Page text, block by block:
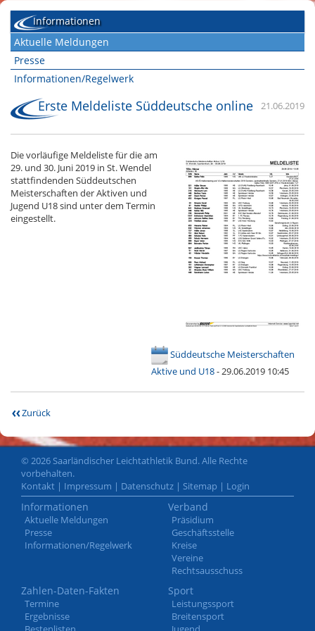
Informationen
Aktuelle Meldungen
Presse
Informationen/Regelwerk
21.06.2019
Erste Meldeliste Süddeutsche online
Die vorläufige Meldeliste für die am
29. und 30. Juni 2019 in St. Wendel
stattfindenden Süddeutschen
Meisterschaften der Aktiven und
Jugend U18 sind unter dem Termin
eingestellt.
Süddeutsche Meisterschaften
Aktive und U18- 29.06.2019 10:45
Zurück
© 2026 Saarländischer Leichtathletik Bund. Alle Rechte
vorbehalten.
Kontakt | Impressum | Datenschutz | Sitemap | Login
Informationen
Aktuelle Meldungen
Presse
Informationen/Regelwerk
Verband
Präsidium
Geschäftsstelle
Kreise
Vereine
Rechtsausschuss
Zahlen-Daten-Fakten
Termine
Ergebnisse
Sport
Leistungssport
Breitensport